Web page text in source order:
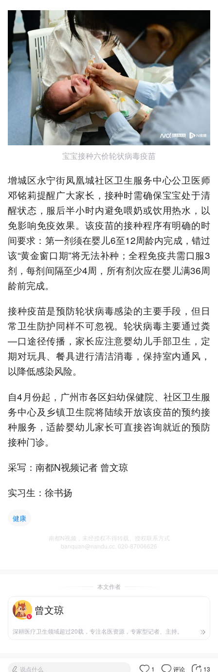
宝宝接种六价轮状病毒疫苗
增城区永宁街凤凰城社区卫生服务中心公卫医师
邓铭莉提醒广大家长，接种时需确保宝宝处于清
醒状态，服后半小时内避免喂奶或饮用热水，以
免影响免疫效果。该疫苗的接种程序有明确的时
间要求：第一剂须在婴儿6至12周龄内完成，错过
该“黄金窗口期”将无法补种；全程免疫共需口服3
剂，每剂间隔至少4周，所有剂次应在婴儿满36周
龄前完成。
接种疫苗是预防轮状病毒感染的主要手段，但日
常卫生防护同样不可忽视。轮状病毒主要通过粪
—口途径传播，家长应注意婴幼儿手部卫生，定
期对玩具、餐具进行清洁消毒，保持室内通风，
以降低感染风险。
自4月份起，广州市各区妇幼保健院、社区卫生服
务中心及乡镇卫生院将陆续开放该疫苗的预约接
种服务，适龄婴幼儿家长可直接咨询就近的预防
接种门诊。
采写：南都N视频记者 曾文琼
实习生：徐书扬
健康
南都N视频，未经授权不得转载、授权联系方式
banquan@nandu.cc. 020-87006626
本文作者
曾文琼
深耕医疗卫生领域超过20载，专注名医资源，专家型记者、主持。
说点什么 1 评论 13